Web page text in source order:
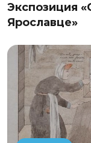
Экспозиция
Ярославце»